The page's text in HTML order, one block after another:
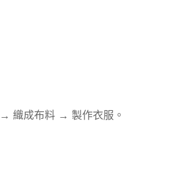
織成布料 → 製作衣服。